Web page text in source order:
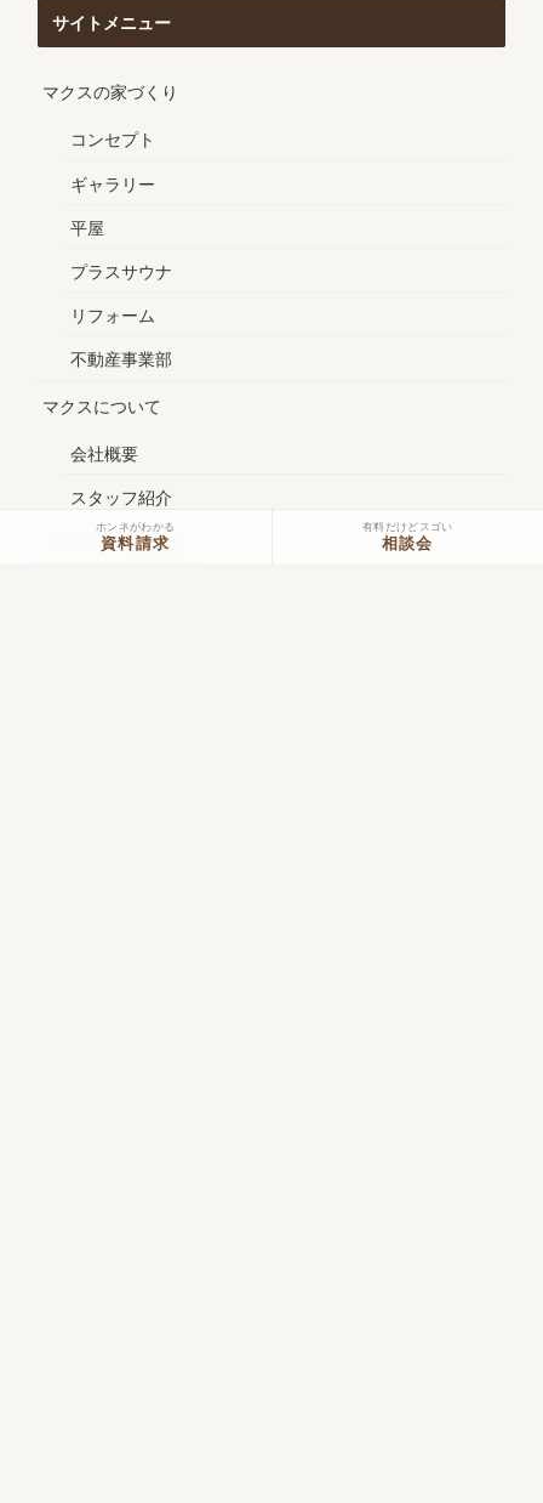
サイトメニュー
マクスの家づくり
コンセプト
ギャラリー
平屋
プラスサウナ
リフォーム
不動産事業部
マクスについて
会社概要
スタッフ紹介
イベント・見学会
ホンネがわかる
資料請求
有料だけどスゴい
相談会